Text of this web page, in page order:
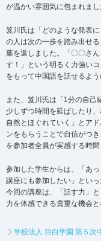
が温かい雰囲気に包まれまし
笈川氏は「どのような発表
の人は次の一歩を踏み出せ
葉を返しました。「〇〇さ
す！」という明るく力強い
をもって中国語を話せるよう
また、笈川氏は「1分の自己
少しずつ時間を延ばしたり
自然とほぐれていく」とア
ンをもらうことで自信がつ
を参加者全員が実感する時間
参加した学生からは、「あ
講座にも参加したい」とい
今回の講座は、「話す力」
力を体感できる貴重な機会と
学校法人 目白学園 第５次